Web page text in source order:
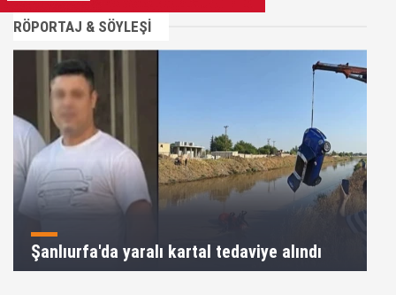
RÖPORTAJ & SÖYLEŞİ
Şanlıurfa'da yaralı kartal tedaviye alındı